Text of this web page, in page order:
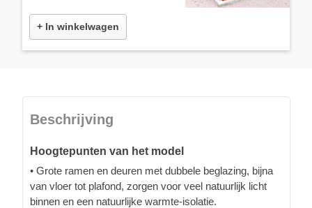
+ In winkelwagen
Beschrijving
Hoogtepunten van het model
• Grote ramen en deuren met dubbele beglazing, bijna
van vloer tot plafond, zorgen voor veel natuurlijk licht
binnen en een natuurlijke warmte-isolatie.